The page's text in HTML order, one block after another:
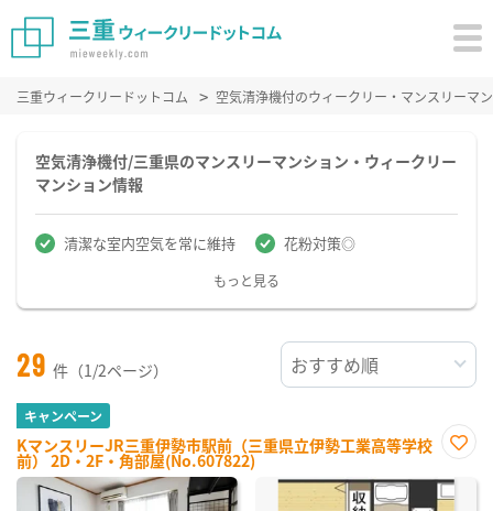
三重ウィークリードットコム 空気清浄機付のウィークリー・マンスリーマ
空気清浄機付/三重県のマンスリーマンション・ウィークリー
マンション情報
清潔な室内空気を常に維持 花粉対策◎
もっと見る
29 件（1/2ページ）
キャンペーン
KマンスリーJR三重伊勢市駅前（三重県立伊勢工業高等学校
前） 2D・2F・角部屋(No.607822)
に入
り登